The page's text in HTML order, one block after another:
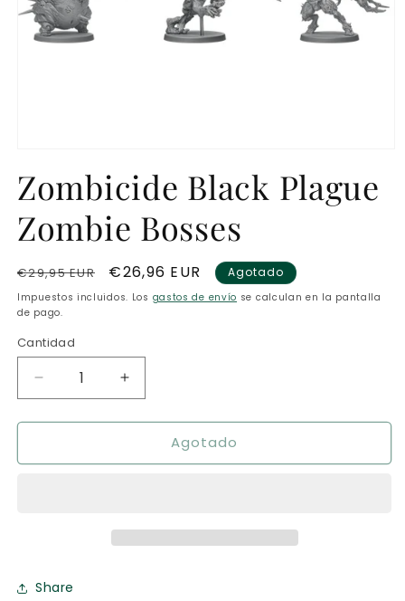
multimedia
1
una
ventana
Zombicide Black Plague
Zombie Bosses
Precio
habitual
€29,95 EUR
Precio
de
€26,96 EUR Agotado
Impuestos incluidos. Los gastos de envío se calculan en la pantalla
de pago.
Cantidad
Reducir
cantidad
para
Black
Aumentar
cantidad
para
Zombicide
Black
Agotado
Share